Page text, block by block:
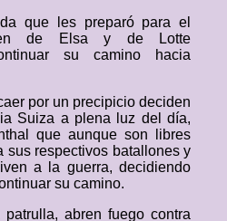
que les preparó para el
de Elsa y de Lotte
su camino hacia
por un precipicio deciden
Suiza a plena luz del día,
que aunque son libres
sus respectivos batallones y
a la guerra, decidiendo
su camino.
abren fuego contra